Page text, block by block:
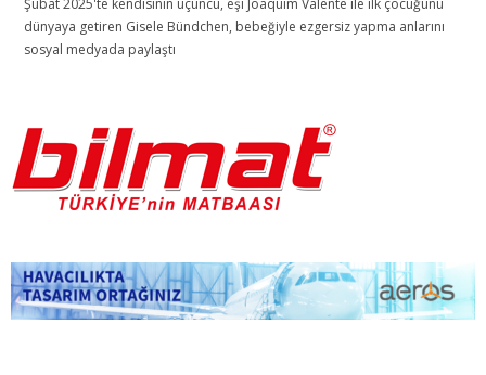
Şubat 2025'te kendisinin üçüncü, eşi Joaquim Valente ile ilk çocuğunu
dünyaya getiren Gisele Bündchen, bebeğiyle ezgersiz yapma anlarını
sosyal medyada paylaştı